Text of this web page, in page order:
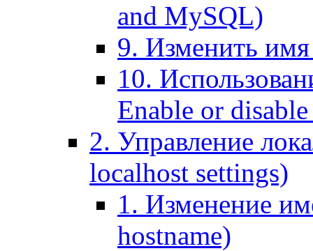
and MySQL)
9. Изменить имя
10.
Enable or
2. Управление
localhost settings)
1. Изменение
hostname)